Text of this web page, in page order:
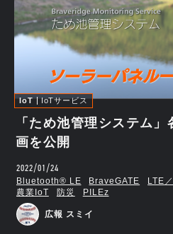
IoT IoTサービス
「ため池管理システム
画を公開
2022/01/24
Bluetooth®︎ LE BraveGATE LTE
農業IoT
防災 PILEz
広報 スミイ